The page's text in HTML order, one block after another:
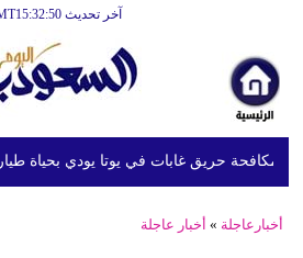
آخر تحديث GMT15:32:50
حريق غابات في يوتا يودي بحياة طيارين
أخبارعاجلة » أخبار عاجلة